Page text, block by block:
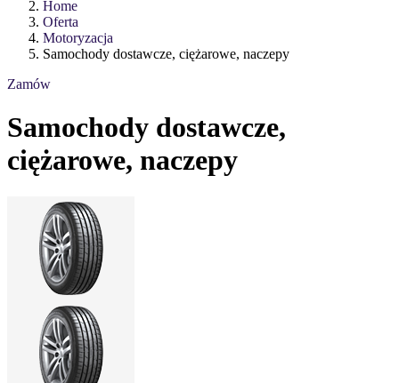
Home
Oferta
Motoryzacja
Samochody dostawcze, ciężarowe, naczepy
Zamów
Samochody dostawcze,
ciężarowe, naczepy